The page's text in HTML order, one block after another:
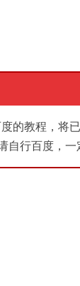
的教程，将
行百度，一